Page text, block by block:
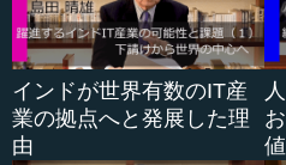
は無傷で戦争を終えることはで
インドが世界有数のIT産
業の拠点へと発展した理
由